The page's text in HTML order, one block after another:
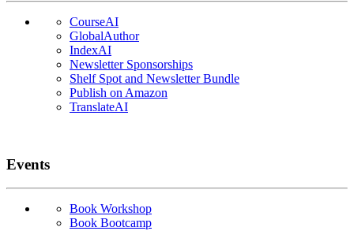
CourseAI
GlobalAuthor
IndexAI
Newsletter Sponsorships
Shelf Spot and Newsletter Bundle
Publish on Amazon
TranslateAI
Events
Book Workshop
Book Bootcamp